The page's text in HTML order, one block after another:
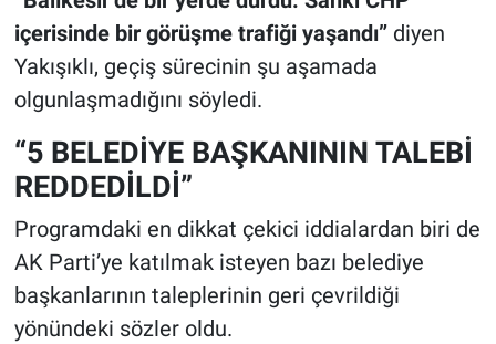
içerisinde bir görüşme trafiği yaşandı”diyen
Yakışıklı, geçiş sürecinin şu aşamada
olgunlaşmadığını söyledi.
“5 BELEDİYE BAŞKANININ TALEBİ
REDDEDİLDİ”
Programdaki en dikkat çekici iddialardan biri de
AK Parti’ye katılmak isteyen bazı belediye
başkanlarının taleplerinin geri çevrildiği
yönündeki sözler oldu.